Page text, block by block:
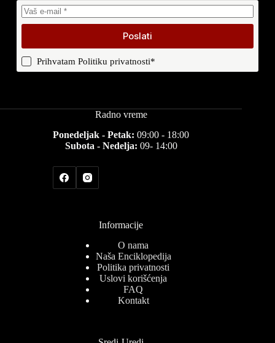
Poslati
PrihvatamPolitiku privatnosti*
Radno vreme
Ponedeljak - Petak: 09:00 - 18:00
Subota - Nedelja: 09- 14:00
Informacije
O nama
Naša Enciklopedija
Politika privatnosti
Uslovi korišćenja
FAQ
Kontakt